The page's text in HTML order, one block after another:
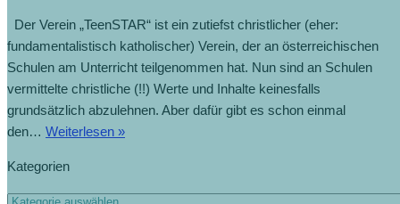
Der Verein „TeenSTAR“ ist ein zutiefst christlicher (eher:
fundamentalistisch katholischer) Verein, der an österreichischen
Schulen am Unterricht teilgenommen hat. Nun sind an Schulen
vermittelte christliche (!!) Werte und Inhalte keinesfalls
grundsätzlich abzulehnen. Aber dafür gibt es schon einmal
den… Weiterlesen »
Kategorien